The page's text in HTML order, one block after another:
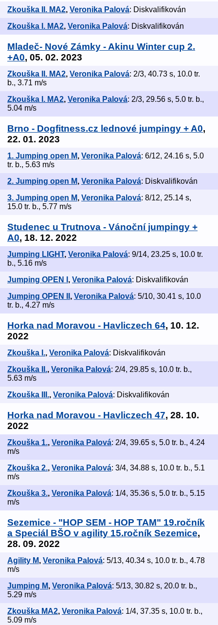
Zkouška II. MA2, Veronika Palová: Diskvalifikován
Zkouška I. MA2, Veronika Palová: Diskvalifikován
Mladeč- Nové Zámky - Akinu Winter cup 2.
+A0, 05. 02. 2023
Zkouška II. MA2, Veronika Palová: 2/3, 40.73 s, 10.0 tr.
b., 3.71 m/s
Zkouška I. MA2, Veronika Palová: 2/3, 29.56 s, 5.0 tr. b.,
5.04 m/s
Brno - Dogfitness.cz lednové jumpingy + A0,
22. 01. 2023
1. Jumping open M, Veronika Palová: 6/12, 24.16 s, 5.0
tr. b., 5.63 m/s
2. Jumping open M, Veronika Palová: Diskvalifikován
3. Jumping open M, Veronika Palová: 8/12, 25.14 s,
15.0 tr. b., 5.77 m/s
Studenec u Trutnova - Vánoční jumpingy +
A0, 18. 12. 2022
Jumping LIGHT, Veronika Palová: 9/14, 23.25 s, 10.0 tr.
b., 5.16 m/s
Jumping OPEN I , Veronika Palová: Diskvalifikován
Jumping OPEN II , Veronika Palová: 5/10, 30.41 s, 10.0
tr. b., 4.27 m/s
Horka nad Moravou - Havliczech 64, 10. 12.
2022
Zkouška I., Veronika Palová: Diskvalifikován
Zkouška II., Veronika Palová: 2/4, 29.85 s, 10.0 tr. b.,
5.63 m/s
Zkouška III., Veronika Palová: Diskvalifikován
Horka nad Moravou - Havliczech 47, 28. 10.
2022
Zkouška 1., Veronika Palová: 2/4, 39.65 s, 5.0 tr. b., 4.24
m/s
Zkouška 2., Veronika Palová: 3/4, 34.88 s, 10.0 tr. b., 5.1
m/s
Zkouška 3., Veronika Palová: 1/4, 35.36 s, 5.0 tr. b., 5.15
m/s
Sezemice - "HOP SEM - HOP TAM" 19.ročník
a Speciál BŠO v agility 15.ročník Sezemice,
28. 09. 2022
Agility M, Veronika Palová: 5/13, 40.34 s, 10.0 tr. b., 4.78
m/s
Jumping M, Veronika Palová: 5/13, 30.82 s, 20.0 tr. b.,
5.29 m/s
Zkouška MA2, Veronika Palová: 1/4, 37.35 s, 10.0 tr. b.,
5.09 m/s